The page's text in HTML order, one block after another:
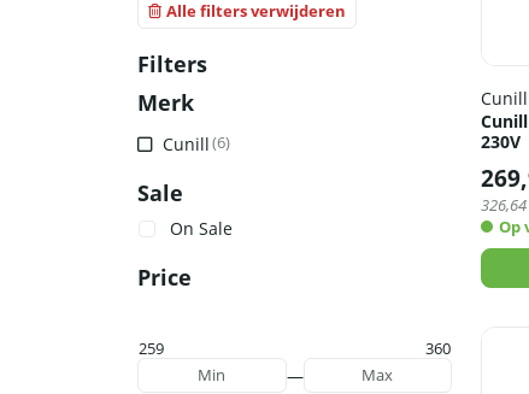
Alle filters verwijderen
Filters
Merk
Cunill(6)
Sale
On Sale
Price
—
259 360
Cunill
230V
326,64
Op